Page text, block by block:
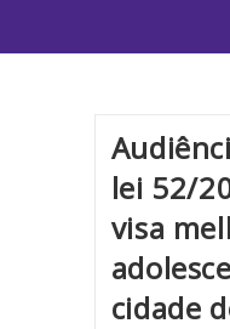
lei 52/
visa
cidade